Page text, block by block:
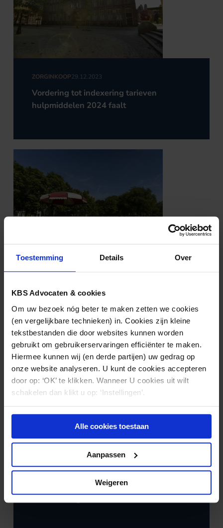
Toestemming Details Over
KBS Advocaten & cookies
Om uw bezoek nóg beter te maken zetten we cookies
(en vergelijkbare technieken) in. Cookies zijn kleine
tekstbestanden die door websites kunnen worden
gebruikt om gebruikerservaringen efficiënter te maken.
Hiermee kunnen wij (en derde partijen) uw gedrag op
onze website analyseren. U kunt de cookies accepteren
door op: ‘OK’ te klikken. Wanneer U cookies uit wilt
schakelen dan klikt u op: ‘Instellingen’.
Alle cookies toestaan
Aanpassen
Weigeren
ZORGINKOOP29.12.2023
Vordering tot indexering tarieven
hulpmiddelen 2024 faalt
de Wmo 2015
16.04.2019
Zorgverzekeraar mag niet selectief
contracteren als straf voor boycot
verloskundigen